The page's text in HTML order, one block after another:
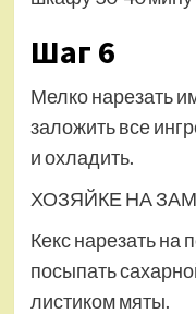
Шаг 6
Мелко нарезать
заложить все
и охладить.
ХОЗЯЙКЕ НА
Кекс нарезать на
посыпать
листиком мяты.